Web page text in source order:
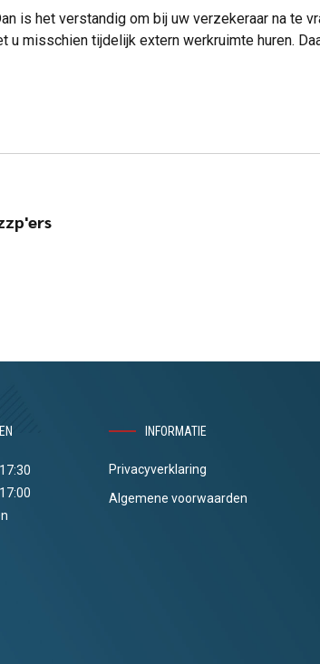
is het verstandig om bij uw verzekeraar na te
misschien tijdelijk extern werkruimte huren.
INFORMATIE
Privacyverklaring
Algemene voorwaarden